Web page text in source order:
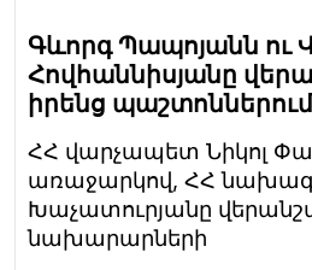
Գևորգ Պապոյանն ու
Հովհաննիսյանը
իրենց պաշտոններում
ՀՀ վարչապետ Նիկոլ
առաջարկով, ՀՀ
Խաչատուրյանը
նախարարների